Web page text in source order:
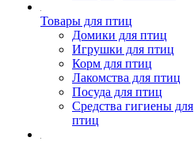
Товары для птиц
Домики для птиц
Игрушки для птиц
Корм для птиц
Лакомства для птиц
Посуда для птиц
Средства гигиены для
птиц